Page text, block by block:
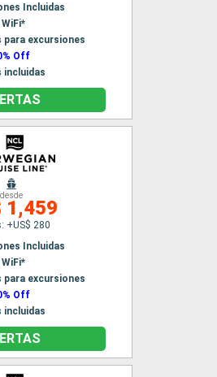
Incluidas
para excursiones
Off
incluidas
desde
1,459
+US$ 280
Incluidas
para excursiones
Off
incluidas